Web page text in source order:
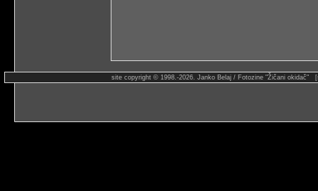
site copyright © 1998.-2026. Janko Belaj / Fotozine "Žičani okidač"